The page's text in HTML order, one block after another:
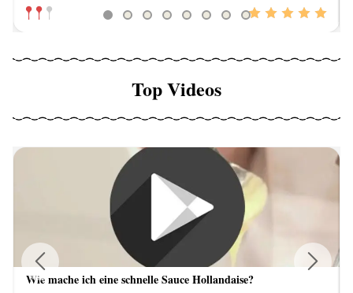
Top Videos
Wie mache ich eine schnelle Sauce Hollandaise?
Previous